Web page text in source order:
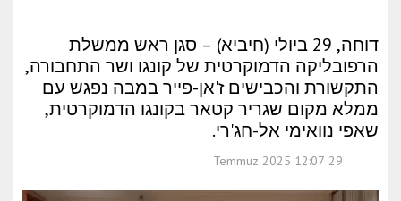
דוחה, 29 ביולי (חיביא) – סגן ראש ממשלת
הרפובליקה הדמוקרטית של קונגו ושר התחבורה,
התקשורת והכבישים ז'אן-פייר במבה נפגש עם
ממלא מקום שגריר קטאר בקונגו הדמוקרטית,
שאפי נוואימי אל-חג'רי.
29 Temmuz 2025 12:07